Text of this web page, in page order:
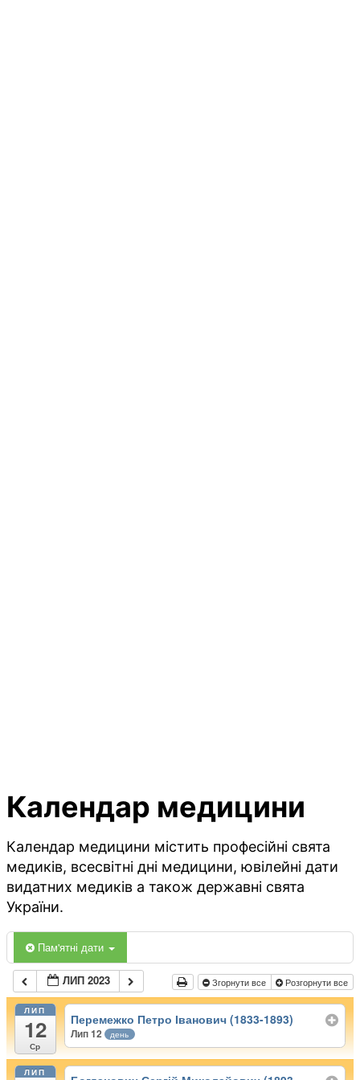
Календар медицини
Календар медицини містить професійні свята
медиків, всесвітні дні медицини, ювілейні дати
видатних медиків а також державні свята
України.
Пам'ятні дати
ЛИП 2023 Згорнути все Розгорнути все
ЛИП
12
Ср
Перемежко Петро Іванович (1833-1893)
Лип 12 день
ЛИП